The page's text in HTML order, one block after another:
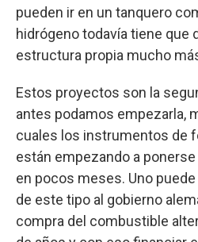
pueden ir en un tanquero
hidrógeno todavía tiene que
estructura propia mucho
Estos proyectos son la
antes podamos empezarla,
cuales los instrumentos de
están empezando a
en pocos meses. Uno
de este tipo al gobierno
compra del combustible